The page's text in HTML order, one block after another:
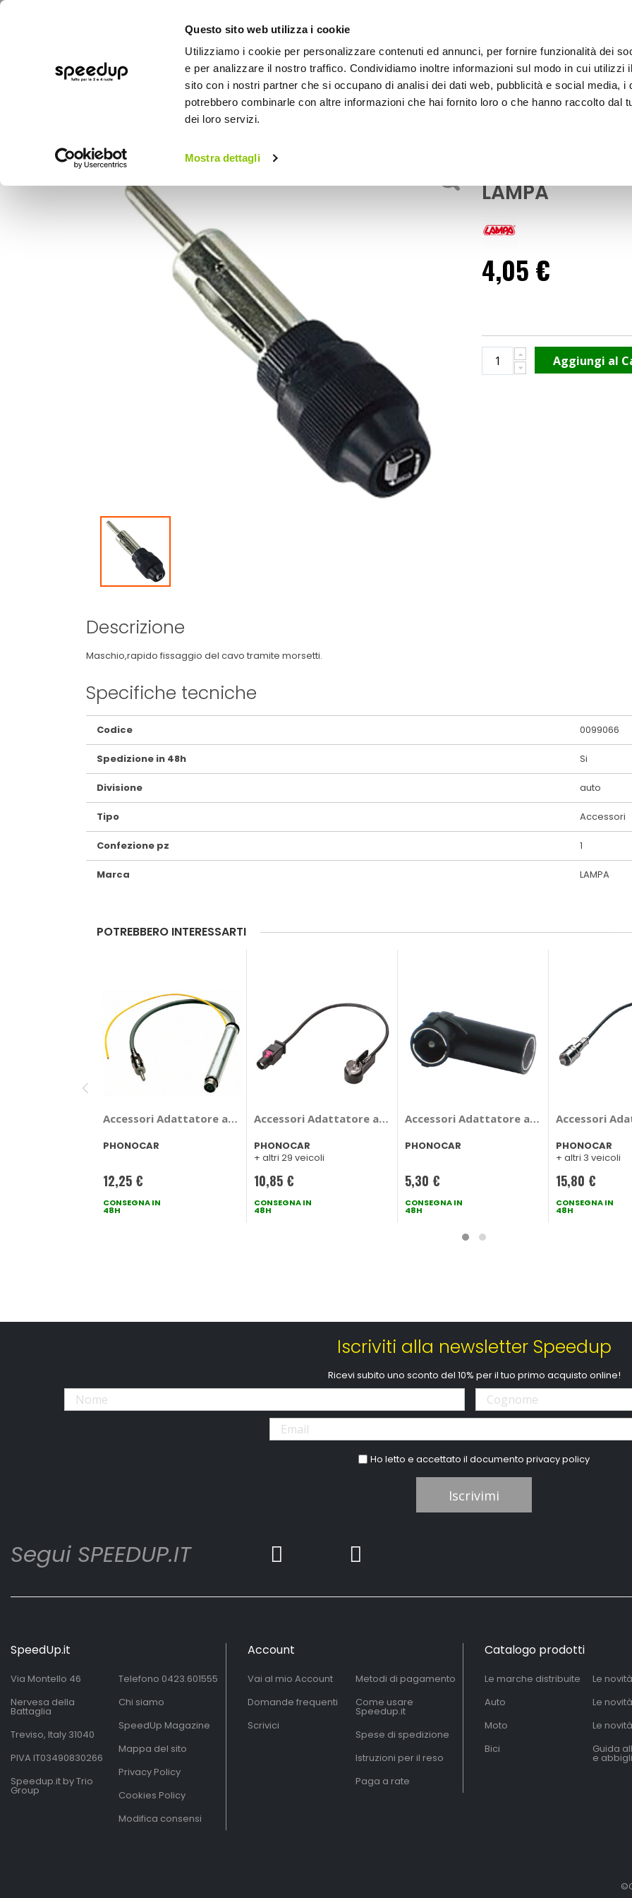
Questo sito web utilizza i cookie
Utilizziamo i cookie per personalizzare contenuti ed annunci, per fornire funzionalità dei
e per analizzare il nostro traffico. Condividiamo inoltre informazioni sul modo in cui utilizzi
sito con i nostri partner che si occupano di analisi dei dati web, pubblicità e social media, i
potrebbero combinarle con altre informazioni che hai fornito loro o che hanno raccolto dal
dei loro servizi.
Mostra dettagli
BICI OUTDOOR
Home
LAMPA
4,05 €
Aggiungi al
Descrizione
Maschio,rapido fissaggio del cavo tramite morsetti.
Specifiche tecniche
Maggiori
Informazioni
Codice 0099066
Spedizione in 48h Si
Divisione auto
Tipo Accessori
Confezione pz 1
Marca LAMPA
POTREBBERO INTERESSARTI
Accessori Adattatore antenna - PHONOCAR Audi, Fiat Bravo, Volkswagen
PHONOCAR
12,25 €
CONSEGNA IN
48H
Accessori Adattatore antenna - PHONOCAR Bmw Serie 1, Serie 3, Serie
PHONOCAR
+ altri 29 veicoli
10,85 €
CONSEGNA IN
48H
Accessori Adattatore antenna -
PHONOCAR
5,30 €
CONSEGNA IN
48H
Accessori
PHONOCAR
+ altri 3 veicoli
15,80 €
CONSEGNA IN
48H
Iscriviti alla newsletter Speedup
Ricevi subito uno sconto del 10% per il tuo primo acquisto online!
Ho letto e accettato il documentoprivacy policy
Iscrivimi
Segui SPEEDUP.IT
SpeedUp.it
Via Montello 46
Nervesa della
Battaglia
Treviso, Italy 31040
PIVA IT03490830266
Speedup.it by Trio
Group
Telefono 0423.601555
Chi siamo
SpeedUp Magazine
Mappa del sito
Privacy Policy
Cookies Policy
Modifica consensi
Account
Vai al mio Account
Domande frequenti
Scrivici
Metodi di pagamento
Come usare
Speedup.it
Spese di spedizione
Istruzioni per il reso
Paga a rate
Catalogo prodotti
Le marche distribuite
Auto
Moto
Bici
Le
Le
Le
Guida
e